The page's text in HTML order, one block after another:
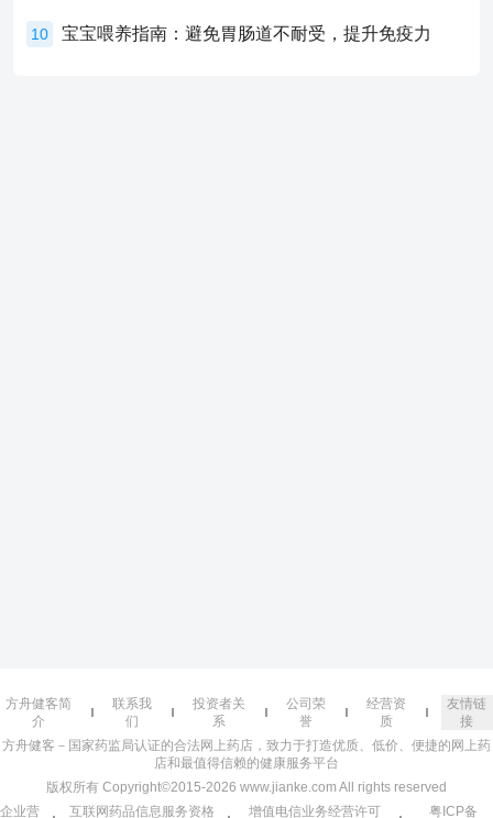
10 宝宝喂养指南：避免胃肠道不耐受，提升免疫力
方舟健客简
介
联系我
们
投资者关
系
公司荣
誉
经营资
质
友情链
接
方舟健客－国家药监局认证的合法网上药店，致力于打造优质、低价、便捷的网上药
店和最值得信赖的健康服务平台
版权所有 Copyright©2015-2026 www.jianke.com All rights reserved
企业营
互联网药品信息服务资格 增值电信业务经营许可 粤ICP备